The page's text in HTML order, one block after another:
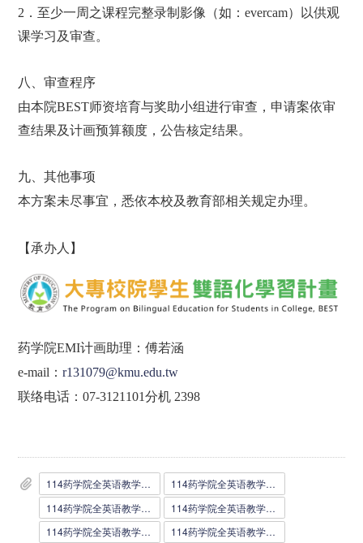
2 ．至少一周之课程完整录制影像（如：evercam）以供观
课学习及审查。
八、审查程序
由本院BEST师资培育与奖助小组进行审查，申请案依审
查结果及计画预算额度，公告核定结果。
九、其他事项
本方案未尽事宜，悉依本校及教育部相关规定办理。
【承办人】
药学院EMI计画助理：傅若涵
e-mail ：r131079@kmu.edu.tw
联络电话：07-3121101分机 2398
114药学院全英语教学补助方案附表一.docx
114药学院全英语教学补助方案附表一.pdf
114药学院全英语教学补助方案附表二.docx
114药学院全英语教学补助方案附表二.pdf
114药学院全英语教学补助方案附表三.docx
114药学院全英语教学补助方案附表三.pdf